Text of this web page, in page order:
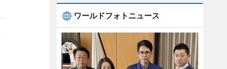
ワールドフォトニュース